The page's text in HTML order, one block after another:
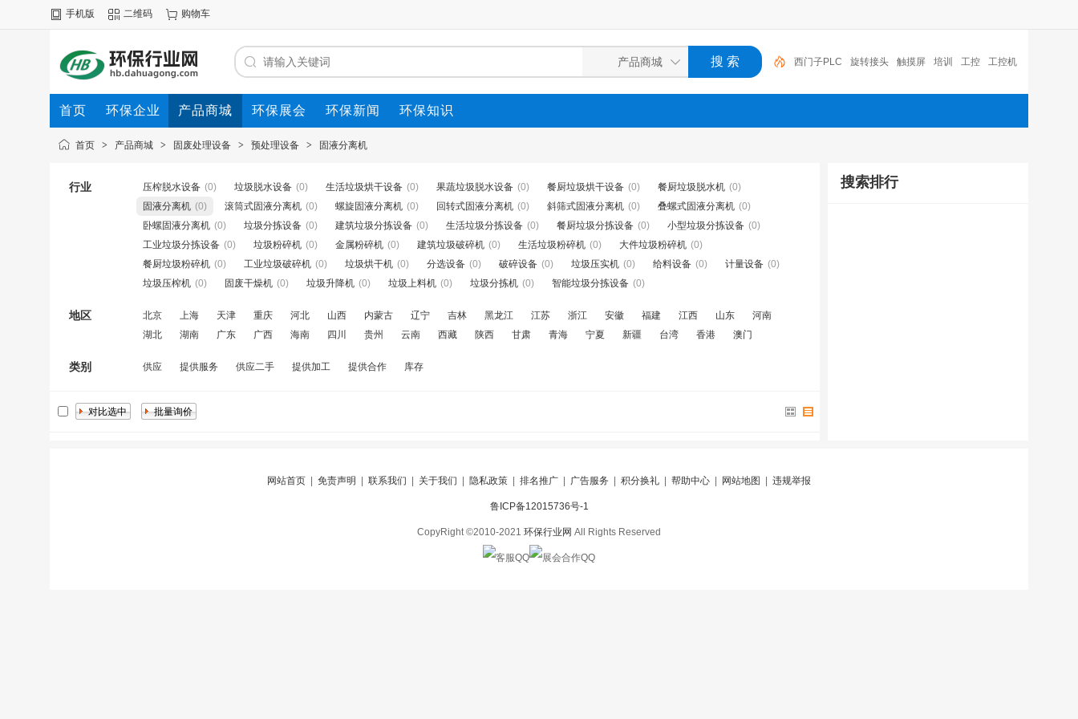
手机版 二维码 购物车
西门子PLC 旋转接头 触摸屏 培训 工控 工控机
变送器 球阀 plc 阀门
首页 环保企业 产品商城 环保展会 环保新闻 环保知识
首页 > 产品商城 > 固废处理设备 > 预处理设备 > 固液分离机
行业 压榨脱水设备 (0) 垃圾脱水设备 (0) 生活垃圾烘干设备 (0) 果蔬垃圾脱水设备 (0) 餐厨垃圾烘干设备 (0) 餐厨垃圾脱水机 (0)
固液分离机 (0) 滚筒式固液分离机 (0) 螺旋固液分离机 (0) 回转式固液分离机 (0) 斜筛式固液分离机 (0) 叠螺式固液分离机 (0)
卧螺固液分离机 (0) 垃圾分拣设备 (0) 建筑垃圾分拣设备 (0) 生活垃圾分拣设备 (0) 餐厨垃圾分拣设备 (0) 小型垃圾分拣设备 (0)
工业垃圾分拣设备 (0) 垃圾粉碎机 (0) 金属粉碎机 (0) 建筑垃圾破碎机 (0) 生活垃圾粉碎机 (0) 大件垃圾粉碎机 (0)
餐厨垃圾粉碎机 (0) 工业垃圾破碎机 (0) 垃圾烘干机 (0) 分选设备 (0) 破碎设备 (0) 垃圾压实机 (0) 给料设备 (0) 计量设备 (0)
垃圾压榨机 (0) 固废干燥机 (0) 垃圾升降机 (0) 垃圾上料机 (0) 垃圾分拣机 (0) 智能垃圾分拣设备 (0)
地区 北京 上海 天津 重庆 河北 山西 内蒙古 辽宁 吉林 黑龙江 江苏 浙江 安徽 福建 江西 山东
河南
湖北
湖南 广东 广西 海南 四川 贵州 云南 西藏 陕西 甘肃 青海 宁夏 新疆 台湾 香港 澳门
类别 供应 提供服务 供应二手 提供加工 提供合作 库存
搜索排行
网站首页 免责声明 联系我们 关于我们 隐私政策 排名推广 广告服务 积分换礼 帮助中心 网站地图 违规举报
鲁ICP备12015736号-1
CopyRight ©2010-2021 环保行业网 All Rights Reserved